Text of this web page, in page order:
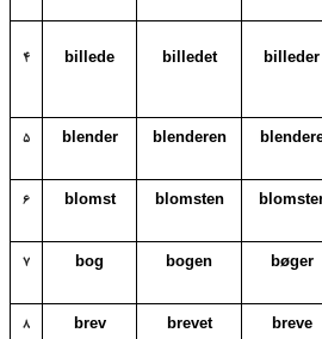
4 billede billedet billeder
5 blender blenderen
6 blomst blomsten
7 bog bogen bøger
8 brev brevet breve